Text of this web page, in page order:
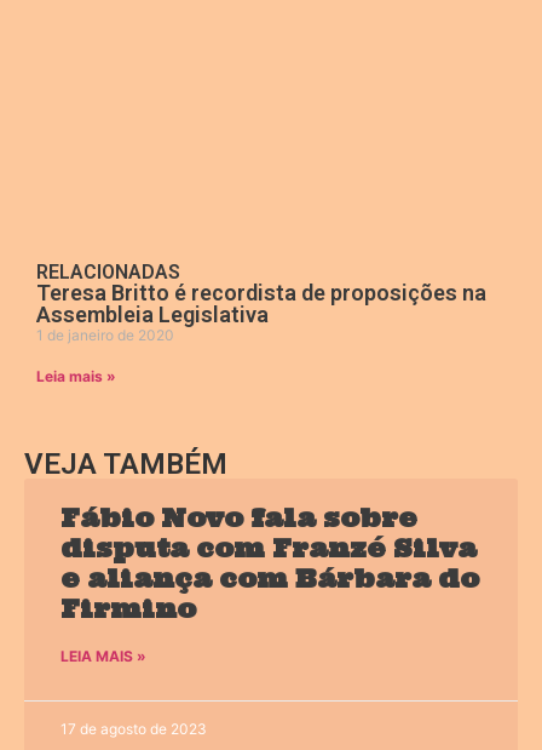
RELACIONADAS
Teresa Britto é recordista de proposições na
Assembleia Legislativa
1 de janeiro de 2020
Leia mais »
VEJA TAMBÉM
Fábio Novo fala sobre
disputa com Franzé Silva
e aliança com Bárbara do
Firmino
LEIA MAIS »
17 de agosto de 2023